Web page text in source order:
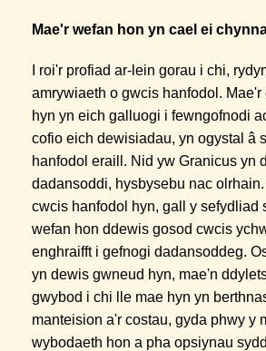
Mae'r wefan hon yn cael ei
I roi'r profiad ar-lein gorau i chi,
amrywiaeth o gwcis hanfodol. Mae'r
hyn yn eich galluogi i fewngofnodi
cofio eich dewisiadau, yn ogystal â
hanfodol eraill. Nid yw Granicus yn
dadansoddi, hysbysebu nac
cwcis hanfodol hyn, gall y sefydliad
wefan hon ddewis gosod cwcis
enghraifft i gefnogi dadansoddeg.
yn dewis gwneud hyn, mae'n
gwybod i chi lle mae hyn yn
manteision a'r costau, gyda phwy y
wybodaeth hon a pha opsiynau